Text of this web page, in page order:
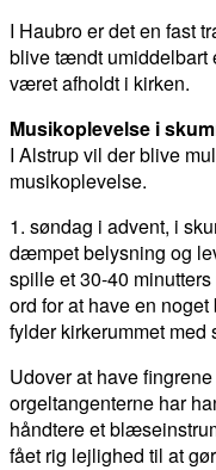
I Haubro er det en fast
blive tændt umiddelbart
været afholdt i kirken.
Musikoplevelse i
I Alstrup vil der blive
musikoplevelse.
1. søndag i advent, i
dæmpet belysning og
spille et 30-40
ord for at have en
fylder kirkerummet med
Udover at have
orgeltangenterne har
håndtere et
fået rig lejlighed til at